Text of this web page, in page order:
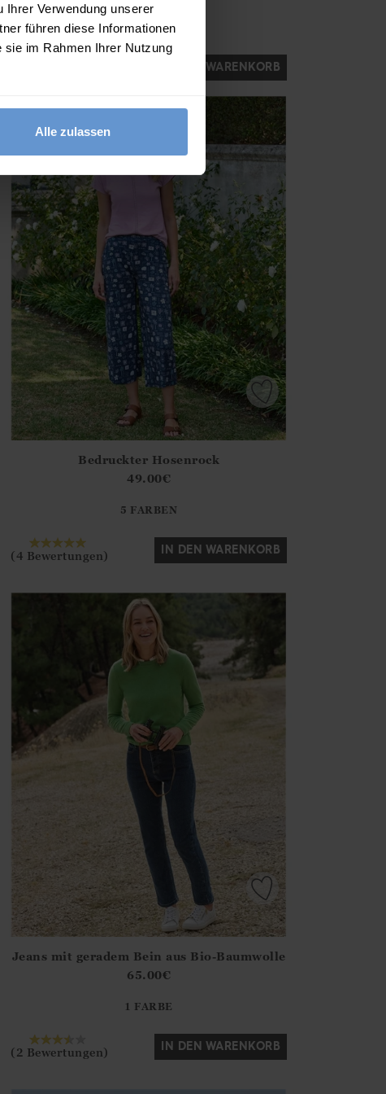
Ihrer Verwendung unserer
führen diese Informationen
sie im Rahmen Ihrer Nutzung
Alle zulassen
Ja Nein
1 FARBE
IN DEN WARENKORB
?? ""
Bedruckter Hosenrock
49.00€
5 FARBEN
(4 Bewertungen) IN DEN WARENKORB
?? ""
Jeans mit geradem Bein aus Bio-Baumwolle
65.00€
1 FARBE
(2 Bewertungen) IN DEN WARENKORB